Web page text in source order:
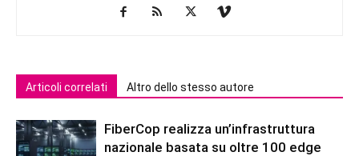
Articoli correlati Altro dello stesso autore
FiberCop realizza un’infrastruttura
nazionale basata su oltre 100 edge